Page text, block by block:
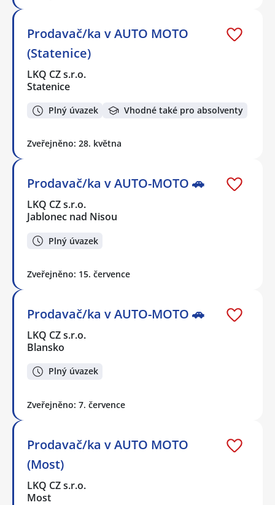
Prodavač/ka v AUTO MOTO
(Statenice)
LKQ CZ s.r.o.
Statenice
Plný úvazek Vhodné také pro absolventy
Zveřejněno: 28. května
Prodavač/ka v AUTO-MOTO 🚗
LKQ CZ s.r.o.
Jablonec nad Nisou
Plný úvazek
Zveřejněno: 15. července
Prodavač/ka v AUTO-MOTO 🚗
LKQ CZ s.r.o.
Blansko
Plný úvazek
Zveřejněno: 7. července
Prodavač/ka v AUTO MOTO
(Most)
LKQ CZ s.r.o.
Most